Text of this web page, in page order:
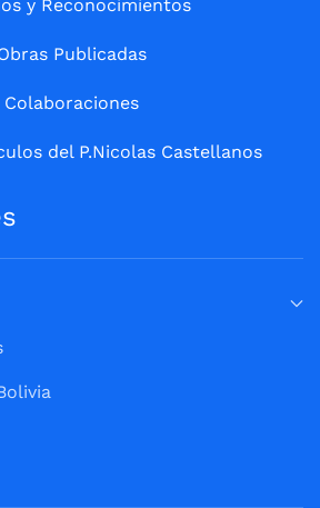
y Reconocimientos
Publicadas
Colaboraciones
del P.Nicolas Castellanos